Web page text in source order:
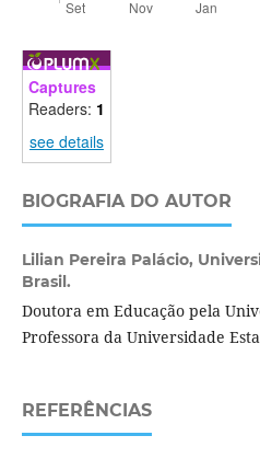
Captures
Readers: 1
see details
BIOGRAFIA DO AUTOR
Lilian Pereira Palácio,
Brasil.
Doutora em Educação pela
Professora da Universidade
REFERÊNCIAS